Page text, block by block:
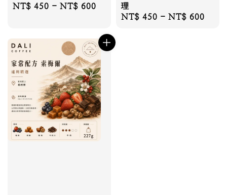
Regular
NT$ 450 -NT$ 600
理
Regular
NT$ 450 -NT$ 600